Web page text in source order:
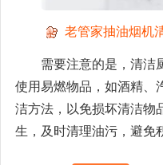
老管家抽油烟机
需要注意的是，清洁
使用易燃物品，如酒精、
洁方法，以免损坏清洁物
生，及时清理油污，避免